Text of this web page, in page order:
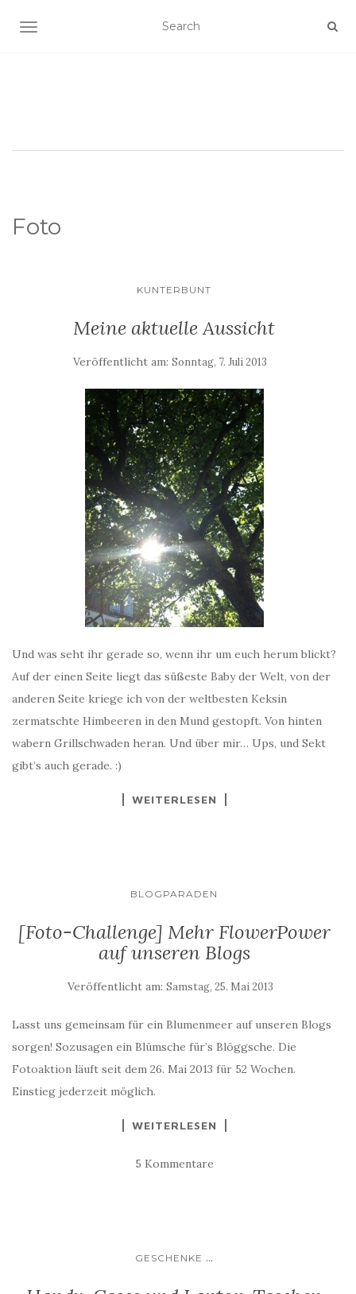
SCHALTE NAVIGATION
Foto
KUNTERBUNT
Meine aktuelle Aussicht
Veröffentlicht am: Sonntag, 7. Juli 2013
Und was seht ihr gerade so, wenn ihr um euch herum blickt?
Auf der einen Seite liegt das süßeste Baby der Welt, von der
anderen Seite kriege ich von der weltbesten Keksin
zermatschte Himbeeren in den Mund gestopft. Von hinten
wabern Grillschwaden heran. Und über mir… Ups, und Sekt
gibt’s auch gerade. :)
WEITERLESEN
BLOGPARADEN
[Foto-Challenge] Mehr FlowerPower
auf unseren Blogs
Veröffentlicht am: Samstag, 25. Mai 2013
Lasst uns gemeinsam für ein Blumenmeer auf unseren Blogs
sorgen! Sozusagen ein Blümsche für’s Blöggsche. Die
Fotoaktion läuft seit dem 26. Mai 2013 für 52 Wochen.
Einstieg jederzeit möglich.
WEITERLESEN
5 Kommentare
GESCHENKE ...